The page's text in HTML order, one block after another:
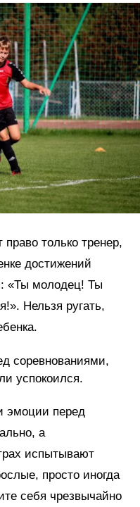
только тренер,
достижений
«Ты молодец! Ты
Нельзя ругать,
соревнованиями,
успокоился.
эмоции перед
а
испытывают
просто иногда
себя чрезвычайно